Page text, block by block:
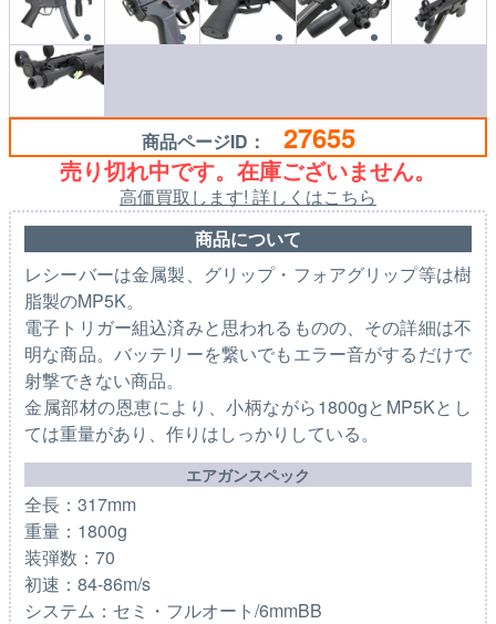
商品ページID： 27655
売り切れ中です。在庫ございません。
高価買取します! 詳しくはこちら
商品について
レシーバーは金属製、グリップ・フォアグリップ等は樹
脂製のMP5K。
電子トリガー組込済みと思われるものの、その詳細は不
明な商品。バッテリーを繋いでもエラー音がするだけで
射撃できない商品。
金属部材の恩恵により、小柄ながら1800gとMP5Kとし
ては重量があり、作りはしっかりしている。
エアガンスペック
全長：317mm
重量：1800g
装弾数：70
初速：84-86m/s
システム：セミ・フルオート/6mmBB